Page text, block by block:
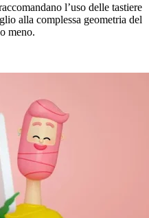
l’uso delle tastiere
alla complessa geometria del
meno.